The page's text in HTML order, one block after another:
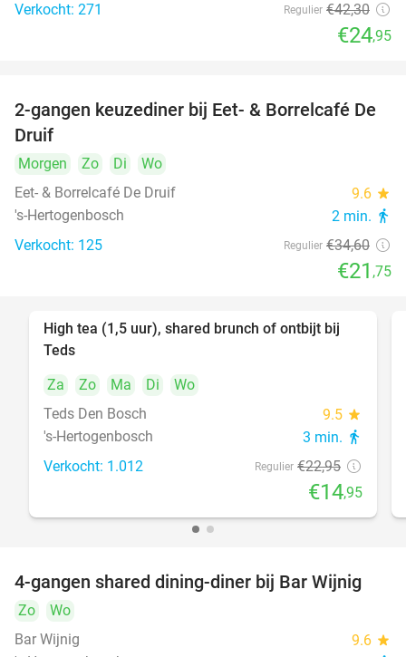
Verkocht: 271 Regulier €42,30
€24,95
37%
2-gangen keuzediner bij Eet- & Borrelcafé De
Druif
Morgen Zo Di
Wo
Eet- & Borrelcafé De Druif
9.6 star
's-Hertogenbosch 2 min. directions_walk
Verkocht: 125 Regulier €34,60
€21 ,75
35%
High tea (1,5 uur), shared brunch of ontbijt bij
Teds
Za
Zo Ma Di
Wo
Teds Den Bosch
9.5 star
's-Hertogenbosch 3 min. directions_walk
Verkocht: 1.012 Regulier €22,95
€14,95
45%
4-gangen shared dining-diner bij Bar Wijnig
Zo
Wo
Bar Wijnig
9.6 star